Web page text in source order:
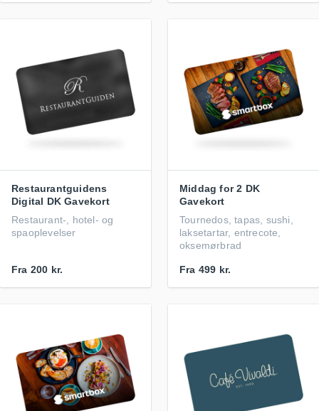
Restaurantguidens
Digital DK Gavekort
Restaurant-, hotel- og
spaoplevelser
Fra 200 kr.
Middag for 2 DK
Gavekort
Tournedos, tapas, sushi,
laksetartar, entrecote,
oksemørbrad
Fra 499 kr.